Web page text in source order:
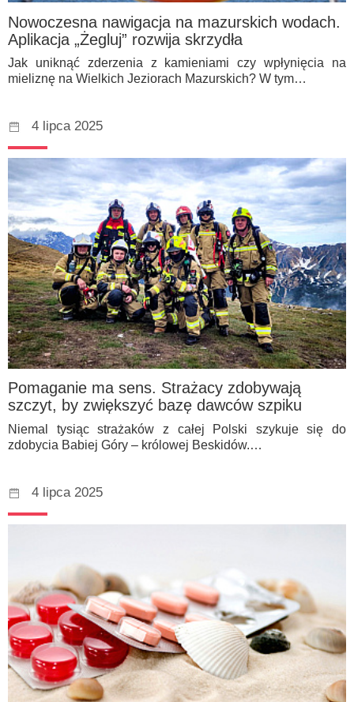
Nowoczesna nawigacja na mazurskich wodach.
Aplikacja „Żegluj” rozwija skrzydła
Jak uniknąć zderzenia z kamieniami czy wpłynięcia na
mieliznę na Wielkich Jeziorach Mazurskich? W tym…
4 lipca 2025
Pomaganie ma sens. Strażacy zdobywają
szczyt, by zwiększyć bazę dawców szpiku
Niemal tysiąc strażaków z całej Polski szykuje się do
zdobycia Babiej Góry – królowej Beskidów.…
4 lipca 2025